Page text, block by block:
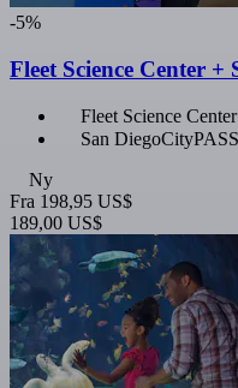
-5%
Fleet Science Center
Fleet Science
San
Ny
Fra 198,95 US$
189,00 US$